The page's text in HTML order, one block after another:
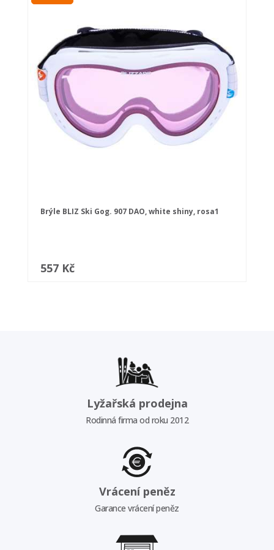
Brýle BLIZ Ski Gog. 907 DAO, white shiny, rosa1
557 Kč
Lyžařská prodejna
Rodinná firma od roku 2012
Vrácení peněz
Garance vrácení peněz